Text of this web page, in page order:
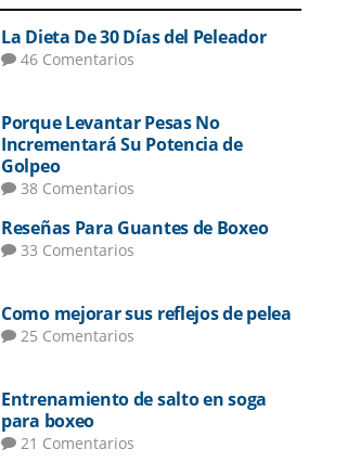
La Dieta De 30 Días del Peleador
46 Comentarios
Porque Levantar Pesas No
Incrementará Su Potencia de
Golpeo
38 Comentarios
Reseñas Para Guantes de Boxeo
33 Comentarios
Como mejorar sus reflejos de pelea
25 Comentarios
Entrenamiento de salto en soga
para boxeo
21 Comentarios